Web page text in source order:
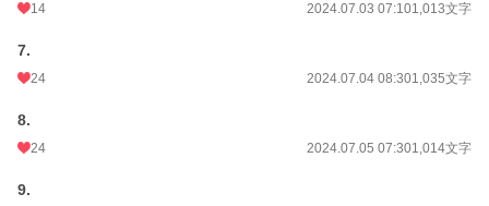
14 2024.07.03 07:101,013文字
7.
24 2024.07.04 08:301,035文字
8.
24 2024.07.05 07:301,014文字
9.